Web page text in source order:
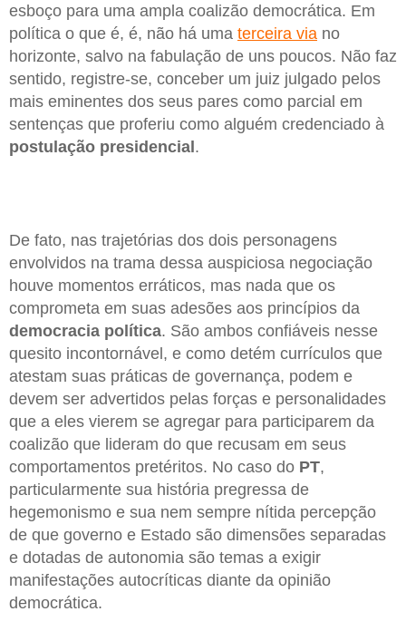
esboço para uma ampla coalizão democrática. Em
política o que é, é, não há uma terceira via no
horizonte, salvo na fabulação de uns poucos. Não faz
sentido, registre-se, conceber um juiz julgado pelos
mais eminentes dos seus pares como parcial em
sentenças que proferiu como alguém credenciado à
postulação presidencial.
De fato, nas trajetórias dos dois personagens
envolvidos na trama dessa auspiciosa negociação
houve momentos erráticos, mas nada que os
comprometa em suas adesões aos princípios da
democracia política. São ambos confiáveis nesse
quesito incontornável, e como detém currículos que
atestam suas práticas de governança, podem e
devem ser advertidos pelas forças e personalidades
que a eles vierem se agregar para participarem da
coalizão que lideram do que recusam em seus
comportamentos pretéritos. No caso do PT,
particularmente sua história pregressa de
hegemonismo e sua nem sempre nítida percepção
de que governo e Estado são dimensões separadas
e dotadas de autonomia são temas a exigir
manifestações autocríticas diante da opinião
democrática.